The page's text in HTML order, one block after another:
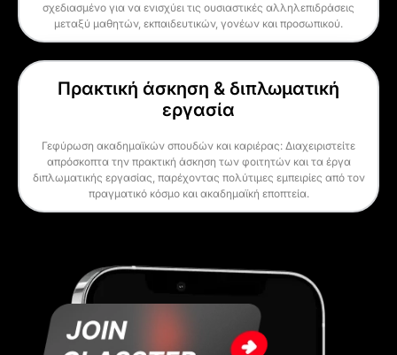
σχεδιασμένο για να ενισχύει τις ουσιαστικές αλληλεπιδράσεις
μεταξύ μαθητών, εκπαιδευτικών, γονέων και προσωπικού.
Πρακτική άσκηση & διπλωματική
εργασία
Γεφύρωση ακαδημαϊκών σπουδών και καριέρας: Διαχειριστείτε
απρόσκοπτα την πρακτική άσκηση των φοιτητών και τα έργα
διπλωματικής εργασίας, παρέχοντας πολύτιμες εμπειρίες από τον
πραγματικό κόσμο και ακαδημαϊκή εποπτεία.